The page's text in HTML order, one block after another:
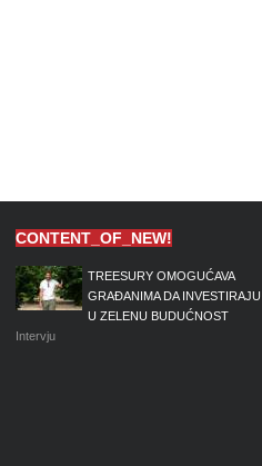
CONTENT_OF_NEW!
TREESURY OMOGUĆAVA
GRAĐANIMA DA INVESTIRAJU
U ZELENU BUDUĆNOST
Intervju